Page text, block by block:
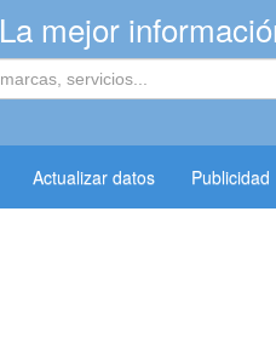
La mejor
Actualizar datos Publicidad